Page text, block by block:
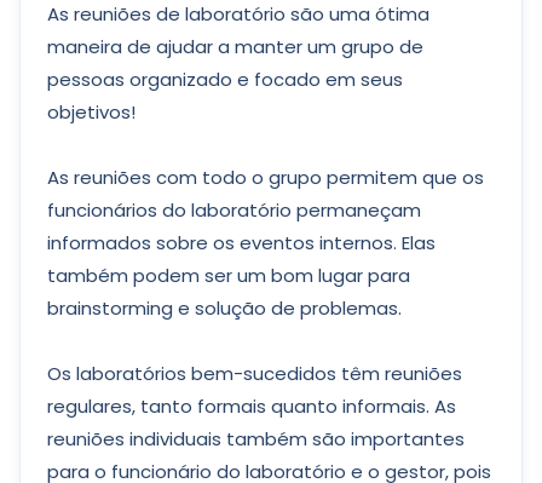
As reuniões de laboratório são uma ótima
maneira de ajudar a manter um grupo de
pessoas organizado e focado em seus
objetivos!
As reuniões com todo o grupo permitem que os
funcionários do laboratório permaneçam
informados sobre os eventos internos. Elas
também podem ser um bom lugar para
brainstorming e solução de problemas.
Os laboratórios bem-sucedidos têm reuniões
regulares, tanto formais quanto informais. As
reuniões individuais também são importantes
para o funcionário do laboratório e o gestor, pois